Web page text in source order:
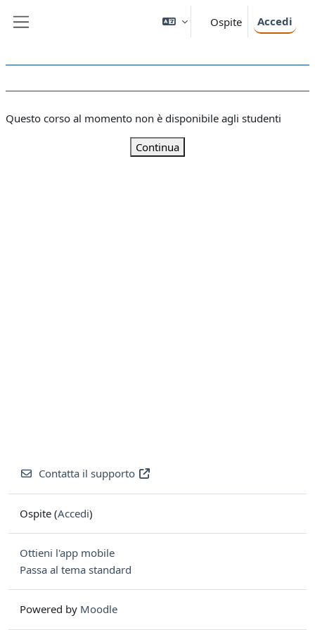
Ospite Accedi
Questo corso al momento non è disponibile agli studenti
Continua
Contatta il supporto
Ospite (Accedi)
Ottieni l'app mobile
Passa al tema standard
Powered by Moodle